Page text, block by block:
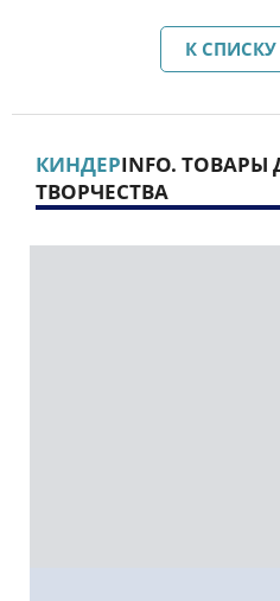
К СПИСКУ
КИНДЕРINFO. ТОВАРЫ
ТВОРЧЕСТВА